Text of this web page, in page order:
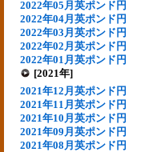
2022年05月英ポンド円
2022年04月英ポンド円
2022年03月英ポンド円
2022年02月英ポンド円
2022年01月英ポンド円
[2021年]
2021年12月英ポンド円
2021年11月英ポンド円
2021年10月英ポンド円
2021年09月英ポンド円
2021年08月英ポンド円